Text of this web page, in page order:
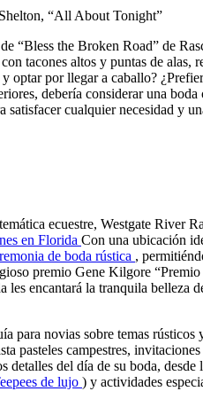
“All About Tonight”
“Bless the Broken Road” de
tacones altos y puntas de alas,
por llegar a caballo?
debería considerar una
cualquier necesidad y
ecuestre, Westgate River
en Florida Con una ubicación
de boda rústica ,
premio Gene Kilgore
les encantará la tranquila belleza
para novias sobre temas rústicos
pasteles campestres,
del día de su boda,
de lujo ) y actividades